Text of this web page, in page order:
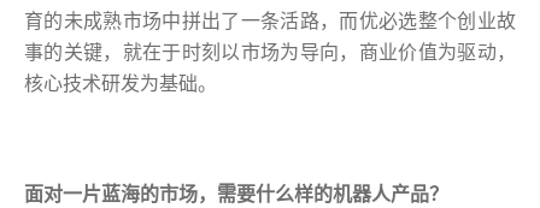
育的未成熟市场中拼出了一条活路，而优必选整个创业故
事的关键，就在于时刻以市场为导向，商业价值为驱动，
核心技术研发为基础。
面对一片蓝海的市场，需要什么样的机器人产品？